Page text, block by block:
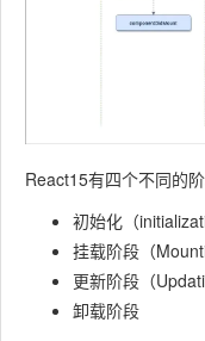
React15有四个不同的
初始化（
挂载阶段（
更新阶段（
卸载阶段